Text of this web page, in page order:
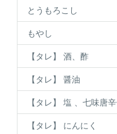
とうもろこし
もやし
【タレ】 酒、酢
【タレ】 醤油
【タレ】 塩 、七味唐
【タレ】 にんにく